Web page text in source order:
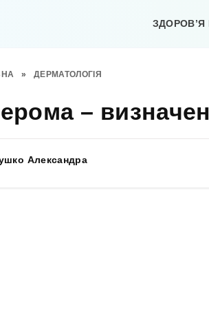
ЗДОРОВ’Я
» ДЕРМАТОЛОГІЯ
–
Александра